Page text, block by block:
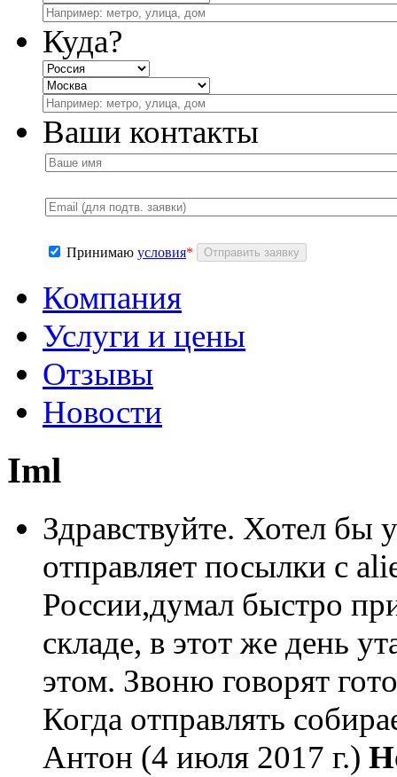
Куда?
Ваши контакты
Принимаю условия*
Компания
Услуги и цены
Отзывы
Новости
Iml
Здравствуйте. Хотел бы
отправляет посылки с
России,думал быстро
складе, в этот же день
этом. Звоню говорят
Когда отправлять
Антон (4 июля 2017 г.)